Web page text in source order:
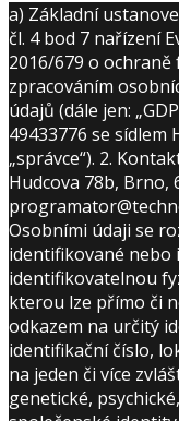
a) Základní
čl. 4 bod 7 nařízení
2016/679 o ochraně
zpracováním
údajů (dále jen:
49433776 se sídlem
„správce“). 2.
Hudcova 78b, Brno,
Osobními údaji se
identifikované nebo
identifikovatelnou
kterou lze přímo či
odkazem na určitý
identifikační číslo,
na jeden či více
genetické,